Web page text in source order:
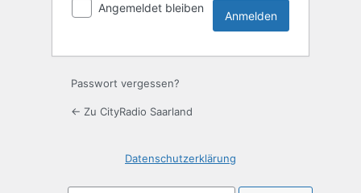
Angemeldet bleiben
Passwort vergessen?
← Zu CityRadio Saarland
Datenschutzerklärung